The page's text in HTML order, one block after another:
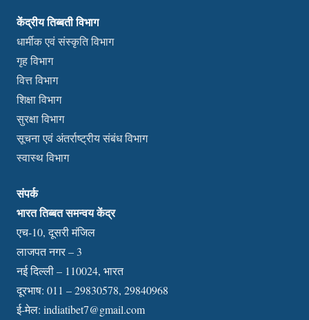
केंद्रीय तिब्बती विभाग
धार्मीक एवं संस्कृति विभाग
गृह विभाग
वित्त विभाग
शिक्षा विभाग
सुरक्षा विभाग
सूचना एवं अंतर्राष्ट्रीय संबंध विभाग
स्वास्थ विभाग
संपर्क
भारत तिब्बत समन्वय केंद्र
एच-10, दूसरी मंजिल
लाजपत नगर – 3
नई दिल्ली – 110024, भारत
दूरभाष: 011 – 29830578, 29840968
ई-मेल: indiatibet7@gmail.com